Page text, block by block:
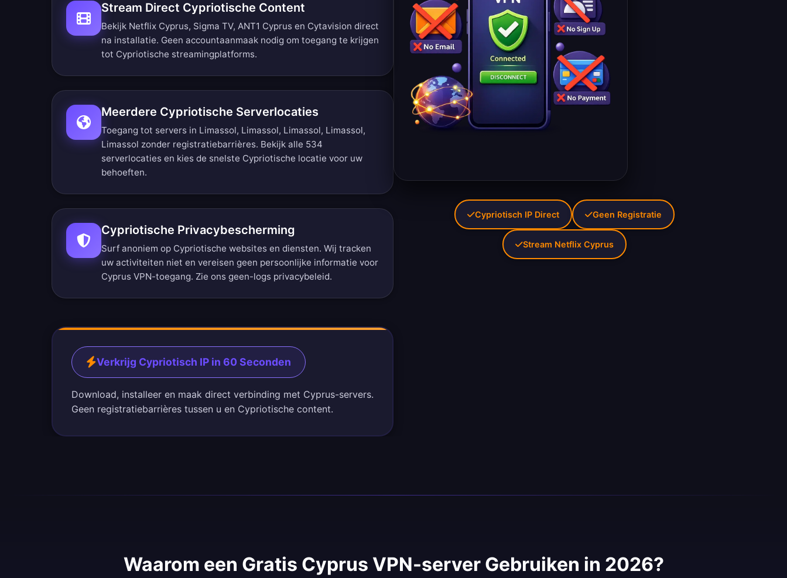
Stream Direct Cypriotische Content
Bekijk Netflix Cyprus, Sigma TV, ANT1 Cyprus en Cytavision direct
na installatie. Geen accountaanmaak nodig om toegang te krijgen
tot Cypriotische streamingplatforms.
Meerdere Cypriotische Serverlocaties
Toegang tot servers in Limassol, Limassol, Limassol, Limassol,
Limassol zonder registratiebarrières. Bekijk alle 534
serverlocaties en kies de snelste Cypriotische locatie voor uw
behoeften.
Cypriotische Privacybescherming
Surf anoniem op Cypriotische websites en diensten. Wij tracken
uw activiteiten niet en vereisen geen persoonlijke informatie voor
Cyprus VPN-toegang. Zie ons geen-logs privacybeleid.
Verkrijg Cypriotisch IP in 60 Seconden
Download, installeer en maak direct verbinding met Cyprus-servers.
Geen registratiebarrières tussen u en Cypriotische content.
Cypriotisch IP Direct Geen Registratie
Stream Netflix Cyprus
Waarom een Gratis Cyprus VPN-server Gebruiken in 2026?